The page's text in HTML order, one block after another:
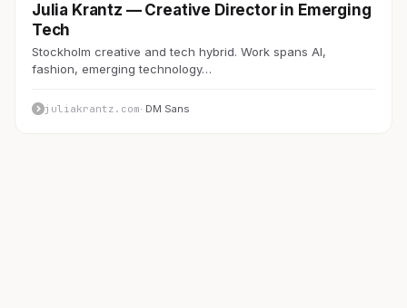
Julia Krantz — Creative Director in Emerging
Tech
Stockholm creative and tech hybrid. Work spans AI,
fashion, emerging technology…
juliakrantz.com· DM Sans